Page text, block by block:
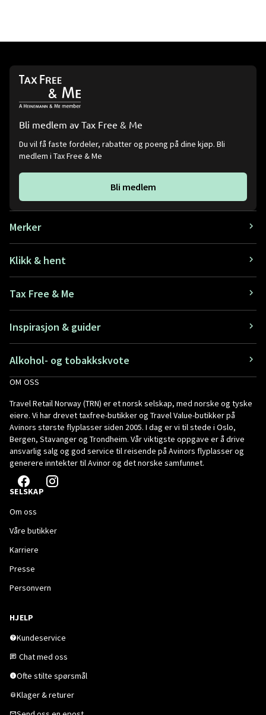
Bli medlem av Tax Free & Me
Du vil få faste fordeler, rabatter og poeng på dine kjøp. Bli
medlem i Tax Free & Me
Bli medlem
Merker
Klikk & hent
Tax Free & Me
Inspirasjon & guider
Alkohol- og tobakkskvote
OM OSS
Travel Retail Norway (TRN) er et norsk selskap, med norske og tyske
eiere. Vi har drevet taxfree-butikker og Travel Value-butikker på
Avinors største flyplasser siden 2005. I dag er vi til stede i Oslo,
Bergen, Stavanger og Trondheim. Vår viktigste oppgave er å drive
ansvarlig salg og god service til reisende på Avinors flyplasser og
generere inntekter til Avinor og det norske samfunnet.
SELSKAP
Om oss
Våre butikker
Karriere
Presse
Personvern
HJELP
Kundeservice
Chat med oss
Ofte stilte spørsmål
Klager & returer